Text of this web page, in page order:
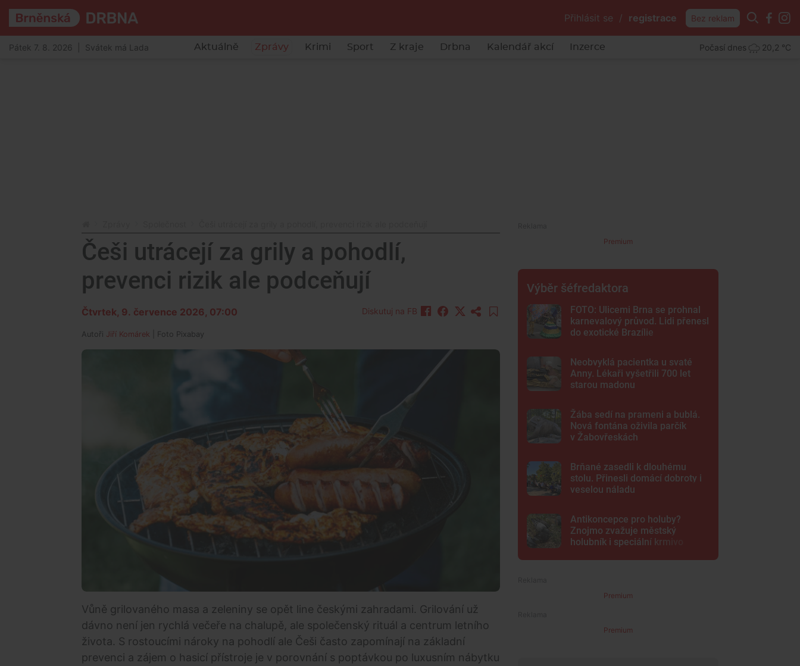
Přihlásit se / registrace Bez reklam
Pátek 7. 8. 2026 | Svátek má Lada Aktuálně Zprávy Krimi Sport Z kraje Drbna Kalendář akcí Inzerce Počasí dnes 20,2 °C
Češi utrácejí za grily a pohodlí,
prevenci rizik ale podceňují
Čtvrtek, 9. července 2026, 07:00 Diskutuj na FB
Autoři Jiří Komárek | Foto Pixabay
Vůně grilovaného masa a zeleniny se opět line českými zahradami. Grilování už
dávno není jen rychlá večeře na chalupě, ale společenský rituál a centrum letního
života. S rostoucími nároky na pohodlí ale Češi často zapomínají na základní
prevenci a zájem o hasicí přístroje je v porovnání s poptávkou po luxusním nábytku
Premium
Výběr šéfredaktora
FOTO: Ulicemi Brna se prohnal
karnevalový průvod. Lidi přenesl
do exotické Brazílie
Neobvyklá pacientka u svaté
Anny. Lékaři vyšetřili 700 let
starou madonu
Žába sedí na prameni a bublá.
Nová fontána oživila parčík
v Žabovřeskách
Brňané zasedli k dlouhému
stolu. Přinesli domácí dobroty i
veselou náladu
Antikoncepce pro holuby?
Znojmo zvažuje městský
holubník i speciální krmivo
Premium
Premium